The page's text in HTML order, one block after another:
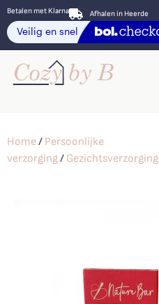
Betalen met Klarna Afhalen in Heerde
Home/ Persoonlijke
verzorging/ Gezichtsverzorging